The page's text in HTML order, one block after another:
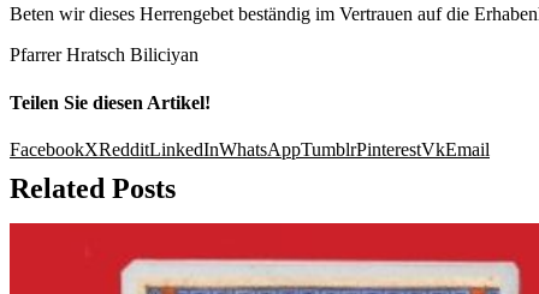
Beten wir dieses Herrengebet beständig im Vertrauen auf die
Pfarrer Hratsch Biliciyan
Teilen Sie diesen Artikel!
FacebookXRedditLinkedInWhatsAppTumblrPinterestVkEmail
Related Posts